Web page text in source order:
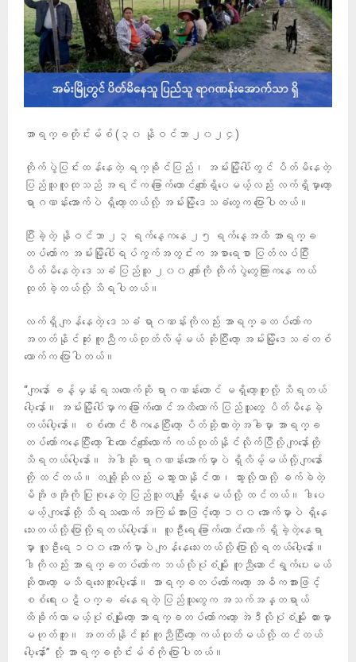
အာရက္ခတိုင်းမ်စ် (၃၀ နိုဝင်ဘာ ၂၀၂၄)
တိုက်ပွဲပြင်းထန်နေတဲ့ ရက္ခိုင်ပြည်၊ အမ်းမြို့ပေါ်တွင် ပိတ်မိနေတဲ့
ပြည်သူလူထုသည် အရင်က ခြောက်ထောင်ကျော်ရှိပေမယ့်လည်း လက်ရှိမှာတော့
ရာဂဏန်းအောက်ပဲ ရှိတော့တယ်လို့ အမ်းမြို့ဒေသခံတွေက ပြောပါတယ်။
ပြီးခဲ့တဲ့ နိုဝင်ဘာ ၂၃ ရက်နေ့ကနေ ၂၅ ရက်နေ့အထိ အာရက္ခ
တပ်တော်က အမ်းမြို့ပေါ်ရပ်ကွက်အတွင်းက အစာရေစာ ပြတ်လပ်ပြီး
ပိတ်မိနေတဲ့ ဒေသခံ ပြည်သူ ၂၀၀ ကျော်ကို တိုက်ပွဲတွေကြားကနေ ကယ်
ထုတ်ခဲ့တယ်လို့ သိရပါတယ်။
လက်ရှိ ကျန်နေတဲ့ ဒေသခံ ရာဂဏန်းကိုလည်း အာရက္ခတပ်တော်က
အတတ်နိုင်ဆုံး ကူညီကယ်ထုတ်လိမ့်မယ် ဆိုပြီးတော့ အမ်းမြို့ဒေသခံတစ်
ယောက်က ပြောပါတယ်။
“ကျနော် ခန့်မှန်းရသလောက်ဆို ရာဂဏန်းတောင် မရှိတော့ဘူးလို့ သိရတယ်
ပေါ့နော်။ အမ်းမြို့ပေါ်မှာက ခြောက်ထောင်အထိလောက် ပြည်သူတွေ ပိတ်မိနေခဲ့
တယ်ပေါ့နော်။ စစ်ကောင်စီကနေပြီးတော့ ပိတ်ဆို့ထားတဲ့အခါမှာ အာရက္ခ
တပ်တော်ကနေပြီးတော့ ငါးထောင်ကျော်လောက် ကယ်ထုတ်နိုင်လိုက်ပြီလို့ ကျနော်တို့
သိရတယ်ပေါ့နော်။ အဲဒါဆို ရာဂဏန်းအောက်မှာပဲ ရှိလိမ့်မယ်လို့ ကျနော်
တို့ ထင်တယ်။ တချို့ဆိုလည်း မသွားလာနိုင်တာ၊ သွားလို့လာလို့ ခက်ခဲတဲ့
မိအိုဖအိုကို ပြုစုနေတဲ့ ပြည်သူတချို့ ရှိနေမယ်လို့ ထင်တယ်။ ဒါပေ
မယ့် ကျနော်တို့ သိရသလောက် အကြမ်းအားဖြင့်တော့ ၁၀၀ အောက်မှာပဲ ရှိနေ
သေးတယ်လို့ ပြောလို့ရတယ်ပေါ့နော်။ လူဦးရေ ခြောက်ထောင်လောက် ရှိခဲ့တဲ့နေရာ
မှာ လူဦးရေ ၁၀၀ အောက်မှာပဲ ကျန်နေသေးတယ်လို့ ပြောလို့ရတယ်ပေါ့နော်။
ဒါကိုလည်း အာရက္ခတပ်တော်က ဘယ်လိုပုံစံမျိုး ကူညီဆောင်ရွက်ပေးမယ်
ဆိုတာတော့ မသိရသေးဘူးပေါ့နော်။ အာရက္ခတပ်တော်ကတော့ အဓိကအားဖြင့်
စစ်ရေးပဋိပက္ခ ခံနေရတဲ့ ပြည်သူတွေက အသက်အန္တရာယ်
ထိခိုက်လာမယ့်ပုံစံမျိုးတော့ အာရက္ခတပ်တော်ကတော့ အဲဒီလိုပုံစံမျိုး ထားမှာ
မဟုတ်ဘူး။ အတတ်နိုင်ဆုံး ကူညီပြီးတော့ ကယ်ထုတ်မယ်လို့ ထင်တယ်
ပေါ့နော်” လို့ အာရက္ခတိုင်းမ်စ်ကို ပြောပါတယ်။